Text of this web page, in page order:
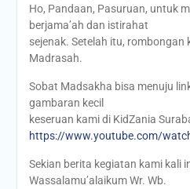
Ho, Pandaan, Pasuruan, untuk
berjama’ah dan istirahat
sejenak. Setelah itu, rombongan
Madrasah.
Sobat Madsakha bisa menuju
gambaran kecil
keseruan kami di KidZania
https://www.youtube.com/
Sekian berita kegiatan kami kali
Wassalamu’alaikum Wr. Wb.